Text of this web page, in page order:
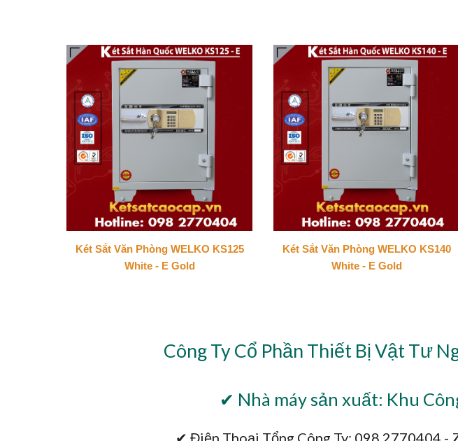
Két Sắt Văn Phòng WELKO KS125
White - E Gold
Két Sắt Văn Phòng WELKO KS140
White - E Gold
Công Ty Cổ Phần Thiết Bị Vật Tư
✔ Nhà máy sản xuất: Khu
✔ Điện Thoại Tổng Công Ty: 098 2770404